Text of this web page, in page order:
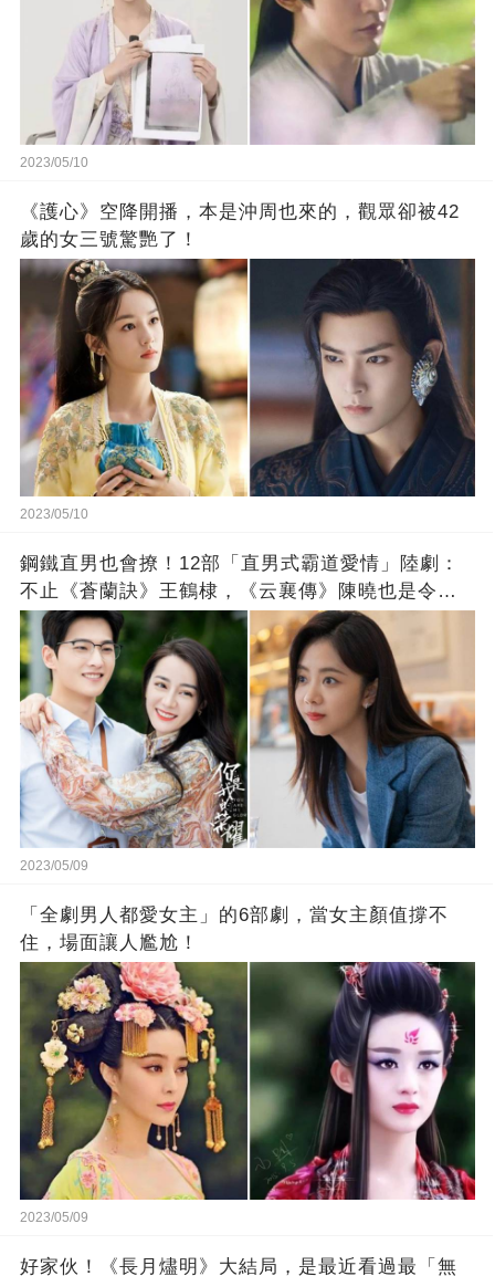
2023/05/10
《護心》空降開播，本是沖周也來的，觀眾卻被42
歲的女三號驚艷了！
2023/05/10
鋼鐵直男也會撩！12部「直男式霸道愛情」陸劇：
不止《蒼蘭訣》王鶴棣，《云襄傳》陳曉也是令人
心動的霸道男主！
2023/05/09
「全劇男人都愛女主」的6部劇，當女主顏值撐不
住，場面讓人尷尬！
2023/05/09
好家伙！《長月燼明》大結局，是最近看過最「無